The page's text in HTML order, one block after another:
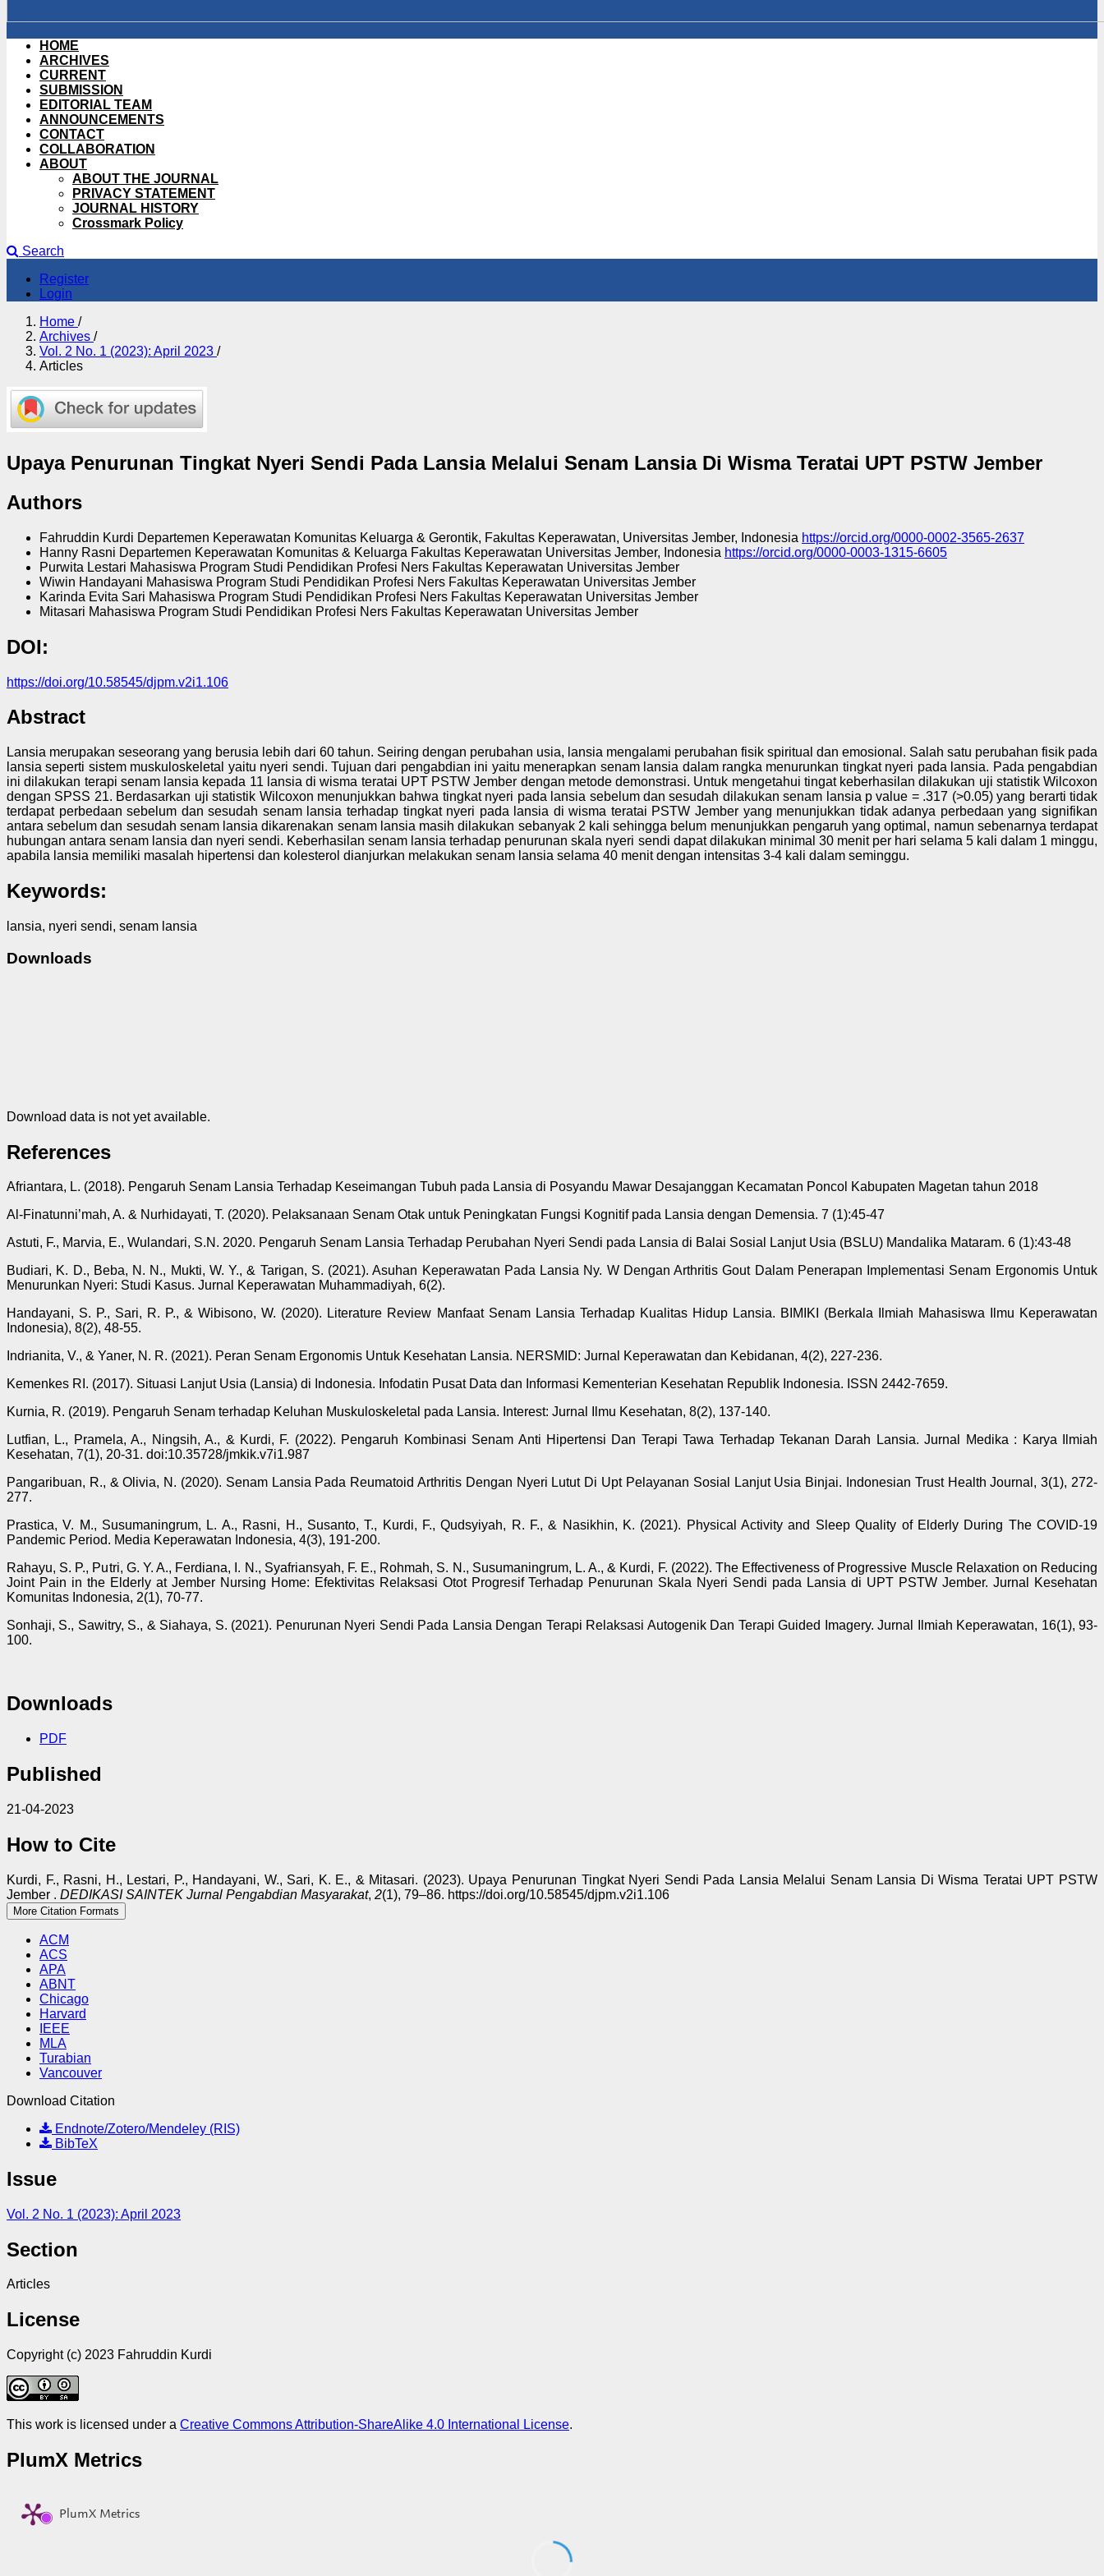
HOME
ARCHIVES
CURRENT
SUBMISSION
EDITORIAL TEAM
ANNOUNCEMENTS
CONTACT
COLLABORATION
ABOUT
ABOUT THE JOURNAL
PRIVACY STATEMENT
JOURNAL HISTORY
Crossmark Policy
Search
Register
Login
Home /
Archives /
Vol. 2 No. 1 (2023): April 2023 /
Articles
Upaya Penurunan Tingkat Nyeri Sendi Pada Lansia Melalui Senam Lansia Di Wisma Teratai UPT PSTW Jember
Authors
Fahruddin Kurdi Departemen Keperawatan Komunitas Keluarga & Gerontik, Fakultas Keperawatan, Universitas Jember, Indonesia https://orcid.org/0000-0002-3565-2637
Hanny Rasni Departemen Keperawatan Komunitas & Keluarga Fakultas Keperawatan Universitas Jember, Indonesia https://orcid.org/0000-0003-1315-6605
Purwita Lestari Mahasiswa Program Studi Pendidikan Profesi Ners Fakultas Keperawatan Universitas Jember
Wiwin Handayani Mahasiswa Program Studi Pendidikan Profesi Ners Fakultas Keperawatan Universitas Jember
Karinda Evita Sari Mahasiswa Program Studi Pendidikan Profesi Ners Fakultas Keperawatan Universitas Jember
Mitasari Mahasiswa Program Studi Pendidikan Profesi Ners Fakultas Keperawatan Universitas Jember
DOI:
https://doi.org/10.58545/djpm.v2i1.106
Abstract
Lansia merupakan seseorang yang berusia lebih dari 60 tahun. Seiring dengan perubahan usia, lansia mengalami perubahan fisik spiritual dan emosional. Salah satu perubahan fisik pada
lansia seperti sistem muskuloskeletal yaitu nyeri sendi. Tujuan dari pengabdian ini yaitu menerapkan senam lansia dalam rangka menurunkan tingkat nyeri pada lansia. Pada pengabdian
ini dilakukan terapi senam lansia kepada 11 lansia di wisma teratai UPT PSTW Jember dengan metode demonstrasi. Untuk mengetahui tingat keberhasilan dilakukan uji statistik Wilcoxon
dengan SPSS 21. Berdasarkan uji statistik Wilcoxon menunjukkan bahwa tingkat nyeri pada lansia sebelum dan sesudah dilakukan senam lansia p value = .317 (>0.05) yang berarti tidak
terdapat perbedaan sebelum dan sesudah senam lansia terhadap tingkat nyeri pada lansia di wisma teratai PSTW Jember yang menunjukkan tidak adanya perbedaan yang signifikan
antara sebelum dan sesudah senam lansia dikarenakan senam lansia masih dilakukan sebanyak 2 kali sehingga belum menunjukkan pengaruh yang optimal, namun sebenarnya terdapat
hubungan antara senam lansia dan nyeri sendi. Keberhasilan senam lansia terhadap penurunan skala nyeri sendi dapat dilakukan minimal 30 menit per hari selama 5 kali dalam 1 minggu,
apabila lansia memiliki masalah hipertensi dan kolesterol dianjurkan melakukan senam lansia selama 40 menit dengan intensitas 3-4 kali dalam seminggu.
Keywords:
lansia, nyeri sendi, senam lansia
Downloads
Download data is not yet available.
References
Afriantara, L. (2018). Pengaruh Senam Lansia Terhadap Keseimangan Tubuh pada Lansia di Posyandu Mawar Desajanggan Kecamatan Poncol Kabupaten Magetan tahun 2018
Al-Finatunni’mah, A. & Nurhidayati, T. (2020). Pelaksanaan Senam Otak untuk Peningkatan Fungsi Kognitif pada Lansia dengan Demensia. 7 (1):45-47
Astuti, F., Marvia, E., Wulandari, S.N. 2020. Pengaruh Senam Lansia Terhadap Perubahan Nyeri Sendi pada Lansia di Balai Sosial Lanjut Usia (BSLU) Mandalika Mataram. 6 (1):43-48
Budiari, K. D., Beba, N. N., Mukti, W. Y., & Tarigan, S. (2021). Asuhan Keperawatan Pada Lansia Ny. W Dengan Arthritis Gout Dalam Penerapan Implementasi Senam Ergonomis Untuk
Menurunkan Nyeri: Studi Kasus. Jurnal Keperawatan Muhammadiyah, 6(2).
Handayani, S. P., Sari, R. P., & Wibisono, W. (2020). Literature Review Manfaat Senam Lansia Terhadap Kualitas Hidup Lansia. BIMIKI (Berkala Ilmiah Mahasiswa Ilmu Keperawatan
Indonesia), 8(2), 48-55.
Indrianita, V., & Yaner, N. R. (2021). Peran Senam Ergonomis Untuk Kesehatan Lansia. NERSMID: Jurnal Keperawatan dan Kebidanan, 4(2), 227-236.
Kemenkes RI. (2017). Situasi Lanjut Usia (Lansia) di Indonesia. Infodatin Pusat Data dan Informasi Kementerian Kesehatan Republik Indonesia. ISSN 2442-7659.
Kurnia, R. (2019). Pengaruh Senam terhadap Keluhan Muskuloskeletal pada Lansia. Interest: Jurnal Ilmu Kesehatan, 8(2), 137-140.
Lutfian, L., Pramela, A., Ningsih, A., & Kurdi, F. (2022). Pengaruh Kombinasi Senam Anti Hipertensi Dan Terapi Tawa Terhadap Tekanan Darah Lansia. Jurnal Medika : Karya Ilmiah
Kesehatan, 7(1), 20-31. doi:10.35728/jmkik.v7i1.987
Pangaribuan, R., & Olivia, N. (2020). Senam Lansia Pada Reumatoid Arthritis Dengan Nyeri Lutut Di Upt Pelayanan Sosial Lanjut Usia Binjai. Indonesian Trust Health Journal, 3(1), 272-
277.
Prastica, V. M., Susumaningrum, L. A., Rasni, H., Susanto, T., Kurdi, F., Qudsyiyah, R. F., & Nasikhin, K. (2021). Physical Activity and Sleep Quality of Elderly During The COVID-19
Pandemic Period. Media Keperawatan Indonesia, 4(3), 191-200.
Rahayu, S. P., Putri, G. Y. A., Ferdiana, I. N., Syafriansyah, F. E., Rohmah, S. N., Susumaningrum, L. A., & Kurdi, F. (2022). The Effectiveness of Progressive Muscle Relaxation on Reducing
Joint Pain in the Elderly at Jember Nursing Home: Efektivitas Relaksasi Otot Progresif Terhadap Penurunan Skala Nyeri Sendi pada Lansia di UPT PSTW Jember. Jurnal Kesehatan
Komunitas Indonesia, 2(1), 70-77.
Sonhaji, S., Sawitry, S., & Siahaya, S. (2021). Penurunan Nyeri Sendi Pada Lansia Dengan Terapi Relaksasi Autogenik Dan Terapi Guided Imagery. Jurnal Ilmiah Keperawatan, 16(1), 93-
100.
Downloads
PDF
Published
21-04-2023
How to Cite
Kurdi, F., Rasni, H., Lestari, P., Handayani, W., Sari, K. E., & Mitasari. (2023). Upaya Penurunan Tingkat Nyeri Sendi Pada Lansia Melalui Senam Lansia Di Wisma Teratai UPT PSTW
Jember . DEDIKASI SAINTEK Jurnal Pengabdian Masyarakat, 2(1), 79–86. https://doi.org/10.58545/djpm.v2i1.106
More Citation Formats
ACM
ACS
APA
ABNT
Chicago
Harvard
IEEE
MLA
Turabian
Vancouver
Download Citation
Endnote/Zotero/Mendeley (RIS)
BibTeX
Issue
Vol. 2 No. 1 (2023): April 2023
Section
Articles
License
Copyright (c) 2023 Fahruddin Kurdi
This work is licensed under a Creative Commons Attribution-ShareAlike 4.0 International License.
PlumX Metrics
PlumX Metrics